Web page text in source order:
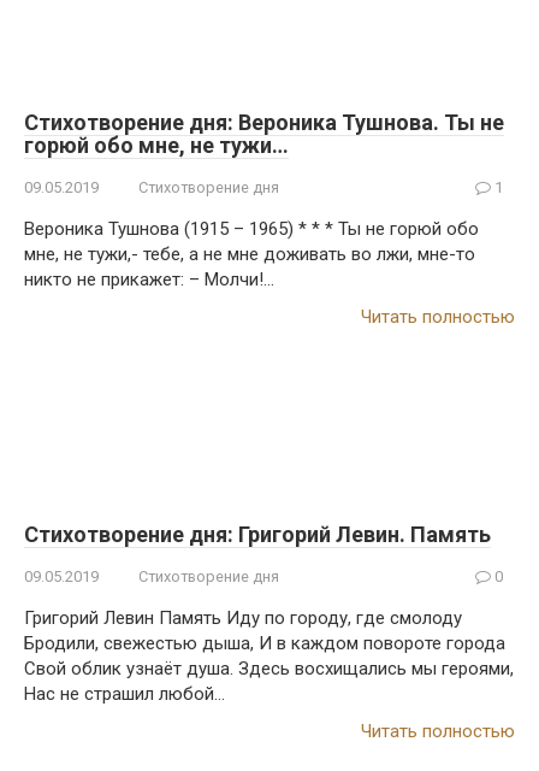
Стихотворение дня: Вероника Тушнова. Ты не
горюй обо мне, не тужи…
09.05.2019 Стихотворение дня 1
Вероника Тушнова (1915 – 1965) * * * Ты не горюй обо
мне, не тужи,- тебе, а не мне доживать во лжи, мне-то
никто не прикажет: – Молчи!…
Читать полностью
Стихотворение дня: Григорий Левин. Память
09.05.2019 Стихотворение дня 0
Григорий Левин Память Иду по городу, где смолоду
Бродили, свежестью дыша, И в каждом повороте города
Свой облик узнаёт душа. Здесь восхищались мы героями,
Нас не страшил любой…
Читать полностью